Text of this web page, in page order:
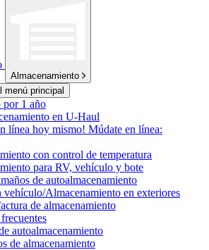
Almacenamiento
menú principal
1 año
en U-Haul
línea hoy mismo! Múdate en línea:
con control de temperatura
para RV, vehículo y bote
de autoalmacenamiento
vehículo/Almacenamiento en exteriores
de almacenamiento
autoalmacenamiento
de almacenamiento